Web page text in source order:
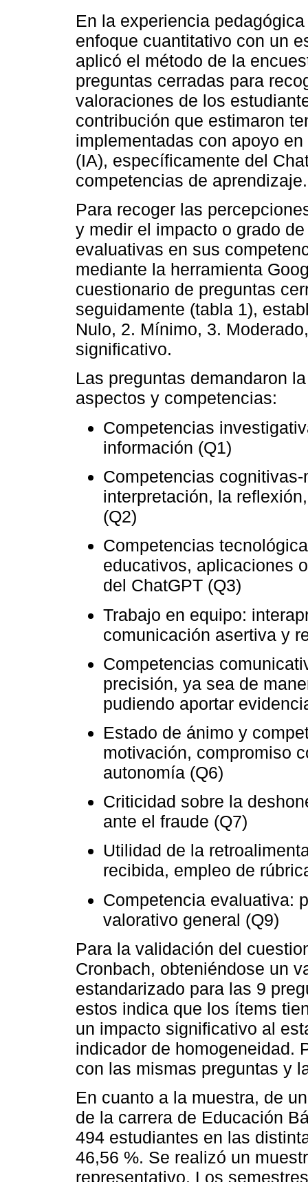
En la experiencia
enfoque cuantitativo con un
aplicó el método de la
preguntas cerradas para
valoraciones de los
contribución que estimaron
implementadas con apoyo
(IA), específicamente del
competencias de aprendizaje.
Para recoger las
y medir el impacto o grado
evaluativas en sus
mediante la herramienta
cuestionario de preguntas
seguidamente (tabla 1),
Nulo, 2. Mínimo, 3.
significativo.
Las preguntas demandaron
aspectos y competencias:
Competencias
información (Q1)
Competencias
interpretación, la
(Q2)
Competencias
educativos, aplicaciones
del ChatGPT (Q3)
Trabajo en equipo:
comunicación asertiva y
Competencias
precisión, ya sea de
pudiendo aportar
Estado de ánimo y
motivación, compromiso
autonomía (Q6)
Criticidad sobre la
ante el fraude (Q7)
Utilidad de la
recibida, empleo de
Competencia evaluativa:
valorativo general (Q9)
Para la validación del
Cronbach, obteniéndose un
estandarizado para las 9
estos indica que los ítems
un impacto significativo al
indicador de homogeneidad.
con las mismas preguntas y
En cuanto a la muestra, de
de la carrera de Educación
494 estudiantes en las
46,56 %. Se realizó un
representativo. Los